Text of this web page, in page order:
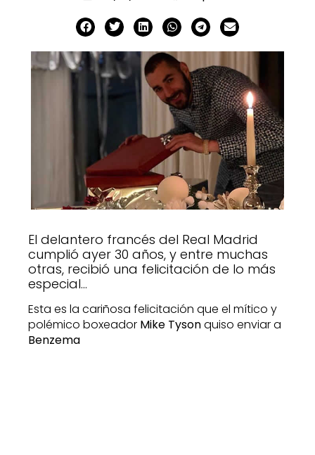
El delantero francés del Real Madrid
cumplió ayer 30 años, y entre muchas
otras, recibió una felicitación de lo más
especial…
Esta es la cariñosa felicitación que el mítico y
polémico boxeador Mike Tysonquiso enviar a
Benzema